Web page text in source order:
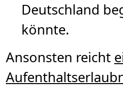
Deutschland
könnte.
Ansonsten reicht